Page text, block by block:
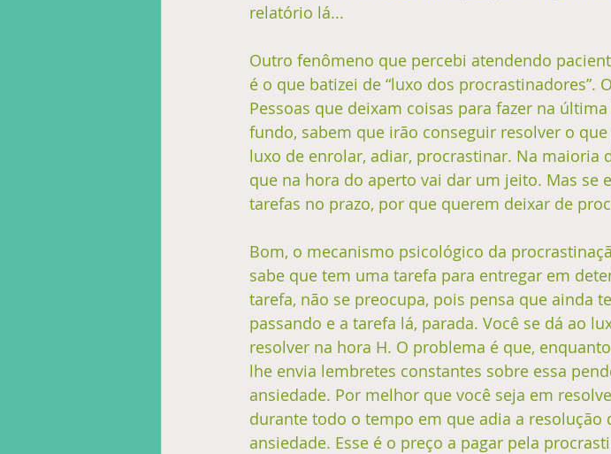
relatório lá...
Outro fenômeno que percebi atendendo
é o que batizei de “luxo dos procrastinadores”.
Pessoas que deixam coisas para fazer na
fundo, sabem que irão conseguir resolver o
luxo de enrolar, adiar, procrastinar. Na maioria
que na hora do aperto vai dar um jeito. Mas se
tarefas no prazo, por que querem deixar de
Bom, o mecanismo psicológico da
sabe que tem uma tarefa para entregar em
tarefa, não se preocupa, pois pensa que ainda
passando e a tarefa lá, parada. Você se dá ao
resolver na hora H. O problema é que,
lhe envia lembretes constantes sobre essa
ansiedade. Por melhor que você seja em
durante todo o tempo em que adia a resolução
ansiedade. Esse é o preço a pagar pela